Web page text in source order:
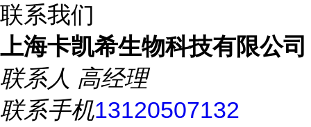
联系我们
上海卡凯希生物科技有限公司
联系人 高经理
联系手机13120507132